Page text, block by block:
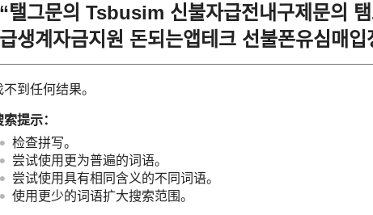
“탤그문의 Tsbusim 신불자급전내구제문의
급생계자금지원 돈되는앱테크 선불폰유심매
不到任何结果。
索提示：
检查拼写。
尝试使用更为普遍的词语。
尝试使用具有相同含义的不同词语。
使用更少的词语扩大搜索范围。